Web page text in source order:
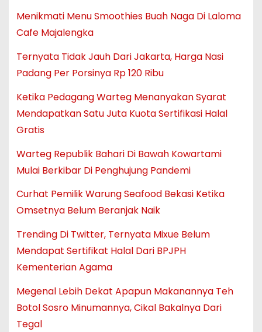
Menikmati Menu Smoothies Buah Naga Di Laloma
Cafe Majalengka
Ternyata Tidak Jauh Dari Jakarta, Harga Nasi
Padang Per Porsinya Rp 120 Ribu
Ketika Pedagang Warteg Menanyakan Syarat
Mendapatkan Satu Juta Kuota Sertifikasi Halal
Gratis
Warteg Republik Bahari Di Bawah Kowartami
Mulai Berkibar Di Penghujung Pandemi
Curhat Pemilik Warung Seafood Bekasi Ketika
Omsetnya Belum Beranjak Naik
Trending Di Twitter, Ternyata Mixue Belum
Mendapat Sertifikat Halal Dari BPJPH
Kementerian Agama
Megenal Lebih Dekat Apapun Makanannya Teh
Botol Sosro Minumannya, Cikal Bakalnya Dari
Tegal